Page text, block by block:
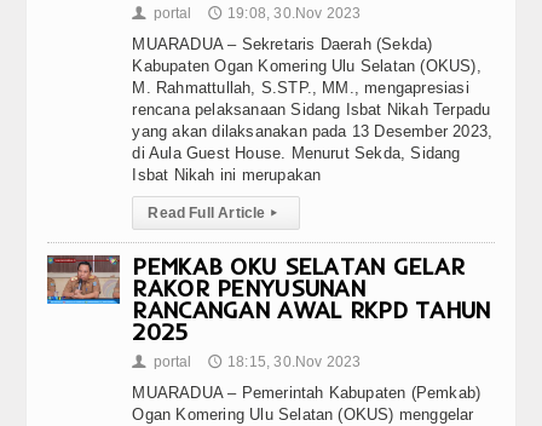
👤 portal 🕔 19:08, 30.Nov 2023
MUARADUA – Sekretaris Daerah (Sekda)
Kabupaten Ogan Komering Ulu Selatan (OKUS),
M. Rahmattullah, S.STP., MM., mengapresiasi
rencana pelaksanaan Sidang Isbat Nikah Terpadu
yang akan dilaksanakan pada 13 Desember 2023,
di Aula Guest House. Menurut Sekda, Sidang
Isbat Nikah ini merupakan
Read Full Article ▸
PEMKAB OKU SELATAN GELAR
RAKOR PENYUSUNAN
RANCANGAN AWAL RKPD TAHUN
2025
👤 portal 🕔 18:15, 30.Nov 2023
MUARADUA – Pemerintah Kabupaten (Pemkab)
Ogan Komering Ulu Selatan (OKUS) menggelar